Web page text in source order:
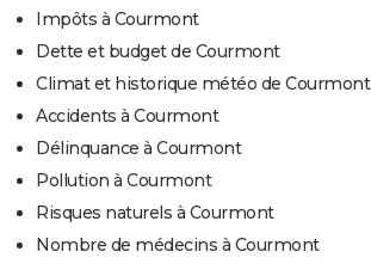
Impôts à Courmont
Dette et budget de Courmont
Climat et historique météo de Courmont
Accidents à Courmont
Délinquance à Courmont
Pollution à Courmont
Risques naturels à Courmont
Nombre de médecins à Courmont